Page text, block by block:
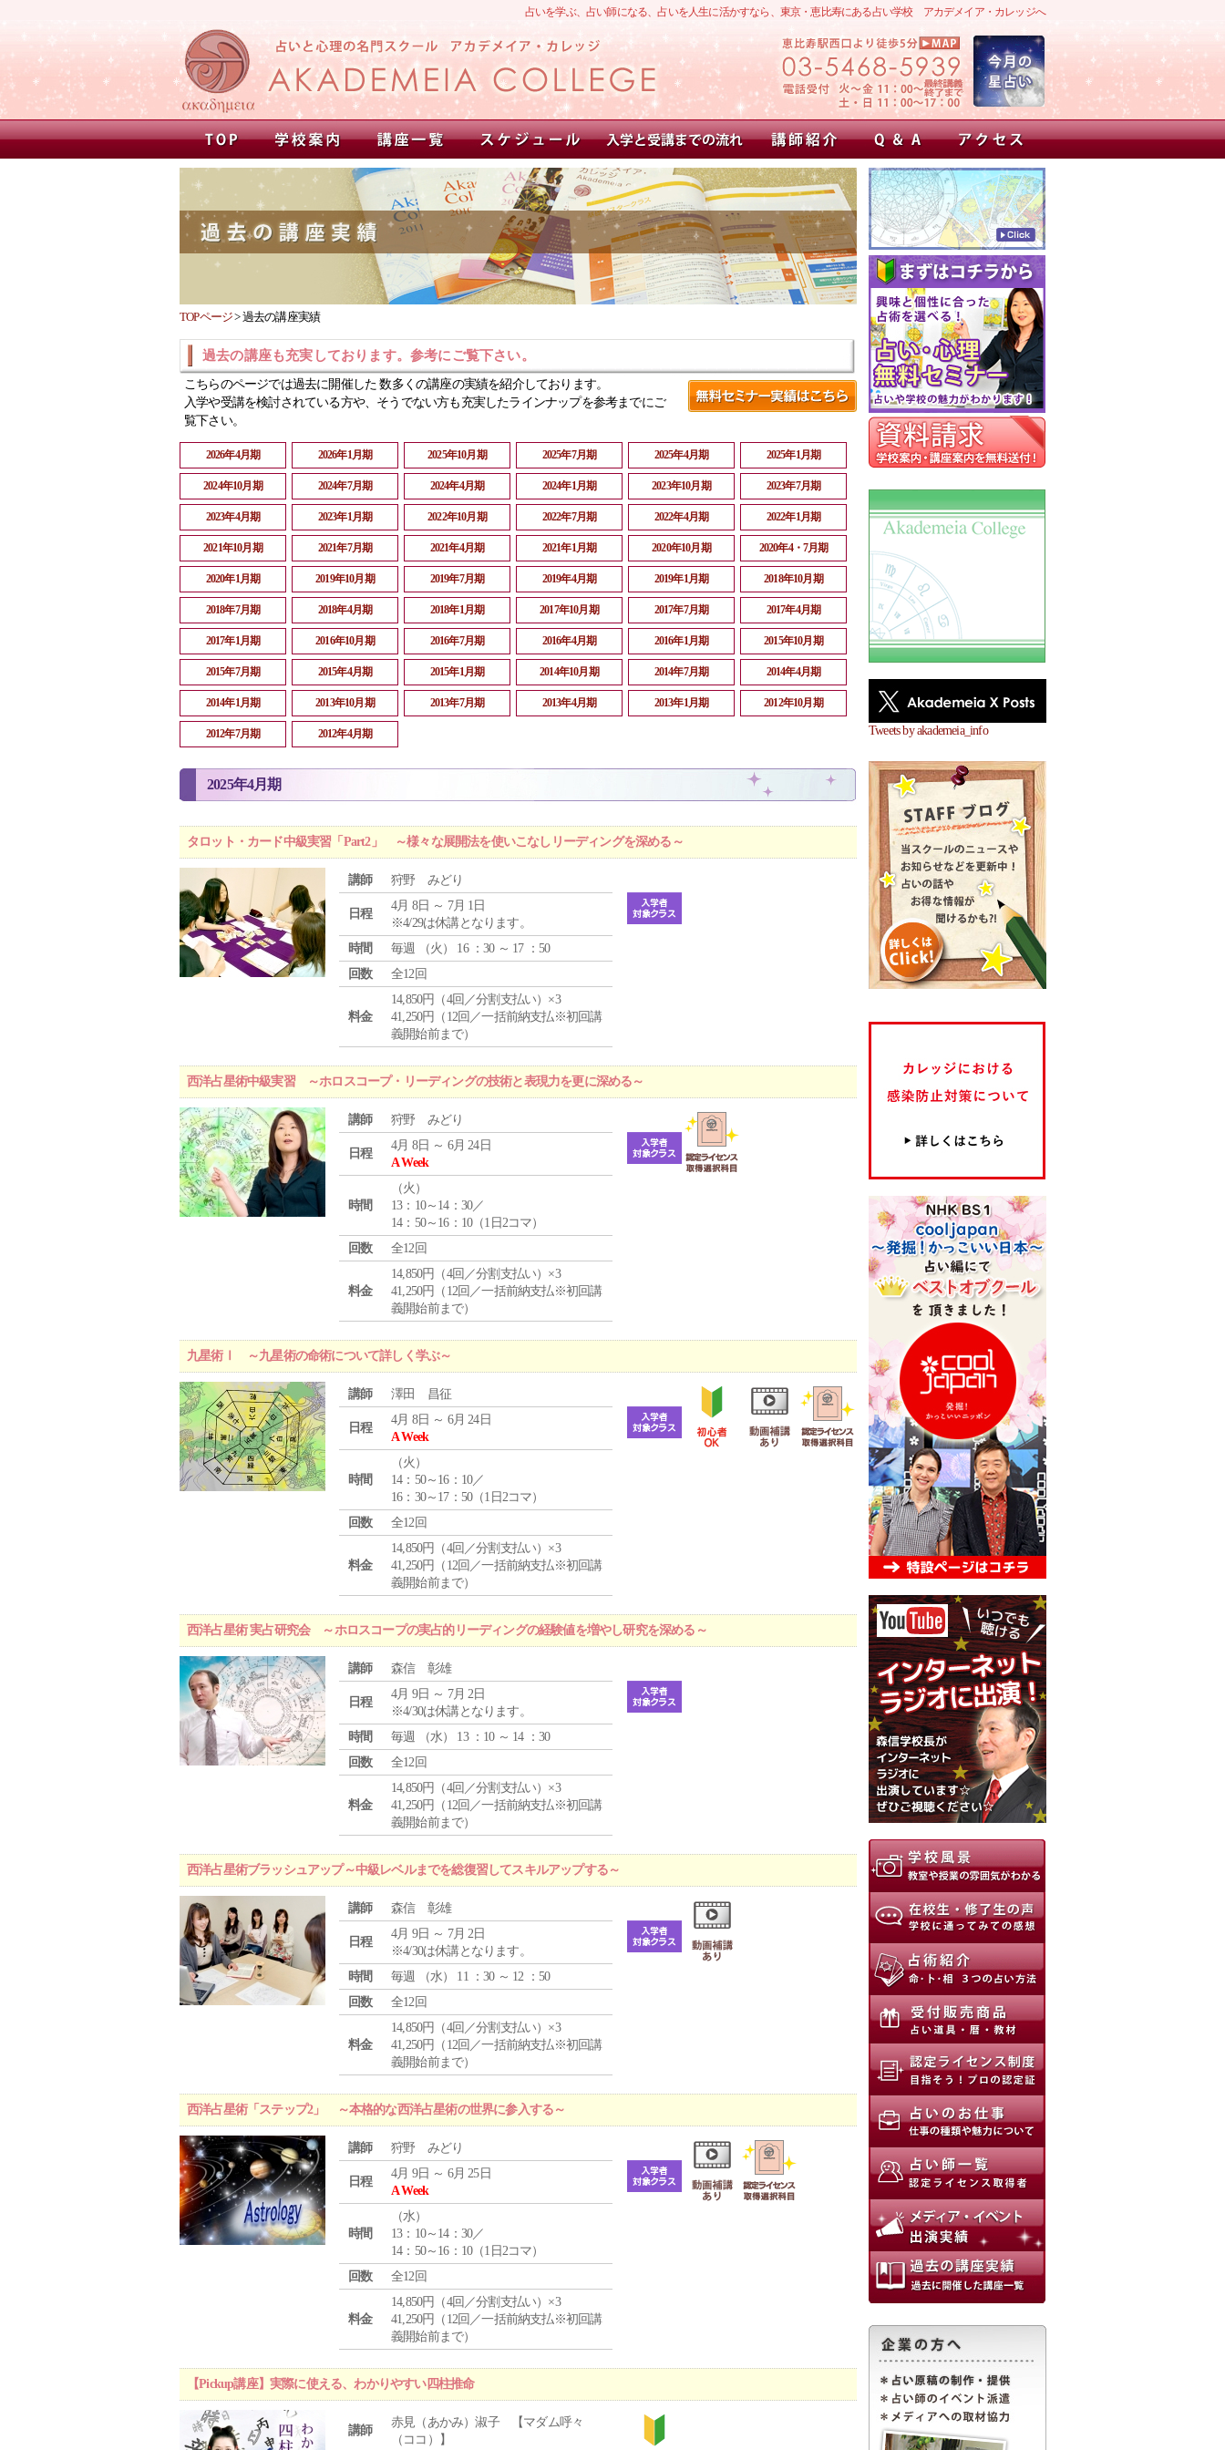
占いを学ぶ、占い師になる、占いを人生に活かすなら、東京・恵比寿にある占い学校 アカデメイア・カレッジへ
Tweets by akademeia_info
TOPページ>過去の講座実績
過去の講座も充実しております。参考にご覧下さい。
こちらのページでは過去に開催した 数多くの講座の実績を紹介しております。
入学や受講を検討されている方や、そうでない方も充実したラインナップを参考までにご
覧下さい。
2026年4月期 2026年1月期 2025年10月期 2025年7月期 2025年4月期 2025年1月期
2024年10月期 2024年7月期 2024年4月期 2024年1月期 2023年10月期 2023年7月期
2023年4月期 2023年1月期 2022年10月期 2022年7月期 2022年4月期 2022年1月期
2021年10月期 2021年7月期 2021年4月期 2021年1月期 2020年10月期 2020年4・7月期
2020年1月期 2019年10月期 2019年7月期 2019年4月期 2019年1月期 2018年10月期
2018年7月期 2018年4月期 2018年1月期 2017年10月期 2017年7月期 2017年4月期
2017年1月期 2016年10月期 2016年7月期 2016年4月期 2016年1月期 2015年10月期
2015年7月期 2015年4月期 2015年1月期 2014年10月期 2014年7月期 2014年4月期
2014年1月期 2013年10月期 2013年7月期 2013年4月期 2013年1月期 2012年10月期
2012年7月期 2012年4月期
2025年4月期
タロット・カード中級実習「Part2」 ～様々な展開法を使いこなしリーディングを深める～
講師 狩野 みどり
日程
4月 8日 ～ 7月 1日
※4/29は休講となります。
時間
毎週 （火 ） 16 ：30 ～ 17 ：50
回数
全12回
料金
14,850円（4回／分割支払い）×3
41,250円（12回／一括前納支払※初回講
義開始前まで）
西洋占星術中級実習 ～ホロスコープ・リーディングの技術と表現力を更に深める～
講師 狩野 みどり
日程
4月 8日 ～ 6月 24日
A Week
時間
（火 ）
13：10～14：30／
14：50～16：10（1日2コマ）
回数
全12回
料金
14,850円（4回／分割支払い）×3
41,250円（12回／一括前納支払※初回講
義開始前まで）
九星術Ⅰ ～九星術の命術について詳しく学ぶ～
講師 澤田 昌征
日程
4月 8日 ～ 6月 24日
A Week
時間
（火 ）
14：50～16：10／
16：30～17：50（1日2コマ）
回数
全12回
料金
14,850円（4回／分割支払い）×3
41,250円（12回／一括前納支払※初回講
義開始前まで）
西洋占星術 実占研究会 ～ホロスコープの実占的リーディングの経験値を増やし研究を深める～
講師 森信 彰雄
日程
4月 9日 ～ 7月 2日
※4/30は休講となります。
時間
毎週 （水） 13 ：10 ～ 14 ：30
回数
全12回
料金
14,850円（4回／分割支払い）×3
41,250円（12回／一括前納支払※初回講
義開始前まで）
西洋占星術ブラッシュアップ～中級レベルまでを総復習してスキルアップする～
講師 森信 彰雄
日程
4月 9日 ～ 7月 2日
※4/30は休講となります。
時間
毎週 （水） 11 ：30 ～ 12 ：50
回数
全12回
料金
14,850円（4回／分割支払い）×3
41,250円（12回／一括前納支払※初回講
義開始前まで）
西洋占星術「ステップ2」 ～本格的な西洋占星術の世界に参入する～
講師 狩野 みどり
日程
4月 9日 ～ 6月 25日
A Week
時間
（水）
13：10～14：30／
14：50～16：10（1日2コマ）
回数
全12回
料金
14,850円（4回／分割支払い）×3
41,250円（12回／一括前納支払※初回講
義開始前まで）
【Pickup講座】実際に使える、わかりやすい四柱推命
講師
赤見（あかみ）淑子 【マダム呼々
（ココ）】